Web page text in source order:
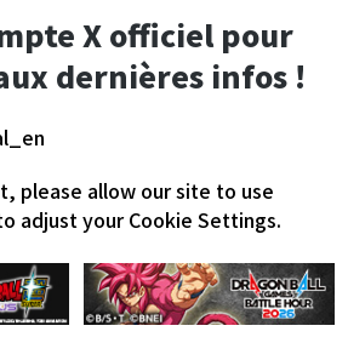
X officiel pour
dernières infos !
please allow our site to use
adjust your Cookie Settings.